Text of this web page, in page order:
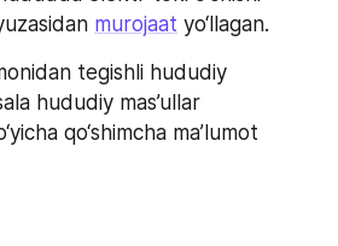
murojaat yo‘llagan.
tegishli hududiy
hududiy mas’ullar
qo‘shimcha ma’lumot